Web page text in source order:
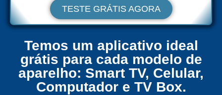
TESTE GRÁTIS AGORA
Temos um aplicativo ideal
grátis para cada modelo de
aparelho: Smart TV, Celular,
Computador e TV Box.